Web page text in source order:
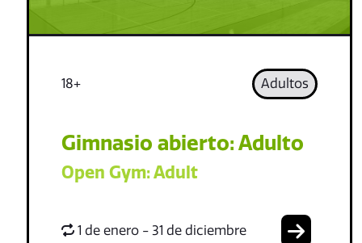
18+ Adultos
Gimnasio abierto: Adulto
Open Gym: Adult
1 de enero - 31 de diciembre